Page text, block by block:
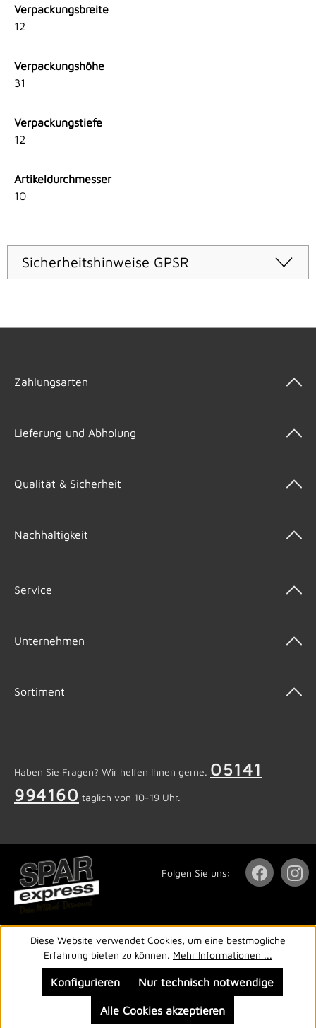
Verpackungsbreite
12
Verpackungshöhe
31
Verpackungstiefe
12
Artikeldurchmesser
10
Sicherheitshinweise GPSR
Zahlungsarten
Lieferung und Abholung
Qualität & Sicherheit
Nachhaltigkeit
Service
Unternehmen
Sortiment
Haben Sie Fragen? Wir helfen Ihnen gerne. 05141
994160 täglich von 10-19 Uhr.
Folgen Sie uns:
Diese Website verwendet Cookies, um eine bestmögliche
Erfahrung bieten zu können. Mehr Informationen ...
Nur technisch notwendige
Konfigurieren
Alle Cookies akzeptieren